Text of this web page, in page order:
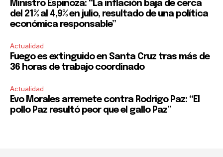
Ministro Espinoza: “La inflación baja de cerca
del 21% al 4,9% en julio, resultado de una política
económica responsable”
Actualidad
Fuego es extinguido en Santa Cruz tras más de
36 horas de trabajo coordinado
Actualidad
Evo Morales arremete contra Rodrigo Paz: “El
pollo Paz resultó peor que el gallo Paz”